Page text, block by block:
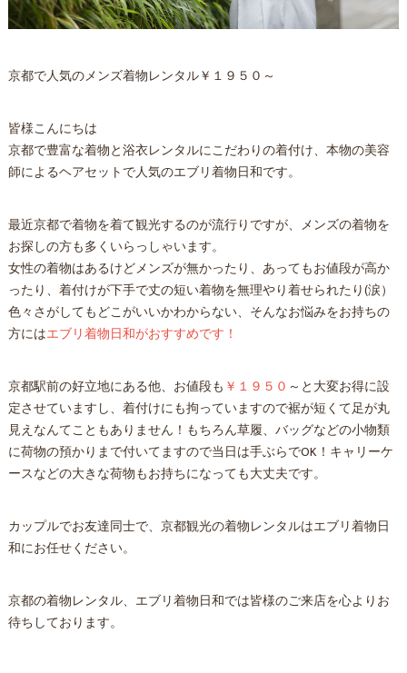
京都で人気のメンズ着物レンタル￥１９５０～
皆様こんにちは
京都で豊富な着物と浴衣レンタルにこだわりの着付け、本物の美容
師によるヘアセットで人気のエブリ着物日和です。
最近京都で着物を着て観光するのが流行りですが、メンズの着物を
お探しの方も多くいらっしゃいます。
女性の着物はあるけどメンズが無かったり、あってもお値段が高か
ったり、着付けが下手で丈の短い着物を無理やり着せられたり(涙）
色々さがしてもどこがいいかわからない、そんなお悩みをお持ちの
方にはエブリ着物日和がおすすめです！
京都駅前の好立地にある他、お値段も ￥１９５０ ～と大変お得に設
定させていますし、着付けにも拘っていますので裾が短くて足が丸
見えなんてこともありません！もちろん草履、バッグなどの小物類
に荷物の預かりまで付いてますので当日は手ぶらでOK！キャリーケ
ースなどの大きな荷物もお持ちになっても大丈夫です。
カップルでお友達同士で、京都観光の着物レンタルはエブリ着物日
和にお任せください。
京都の着物レンタル、エブリ着物日和では皆様のご来店を心よりお
待ちしております。